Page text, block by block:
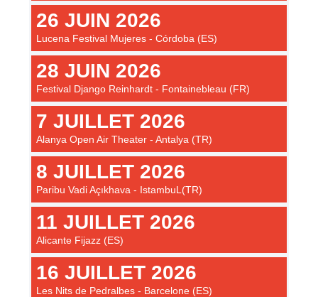
26 JUIN 2026
Lucena Festival Mujeres - Córdoba (ES)
28 JUIN 2026
Festival Django Reinhardt - Fontainebleau (FR)
7 JUILLET 2026
Alanya Open Air Theater - Antalya (TR)
8 JUILLET 2026
Paribu Vadi Açıkhava - IstambuL(TR)
11 JUILLET 2026
Alicante Fijazz (ES)
16 JUILLET 2026
Les Nits de Pedralbes - Barcelone (ES)